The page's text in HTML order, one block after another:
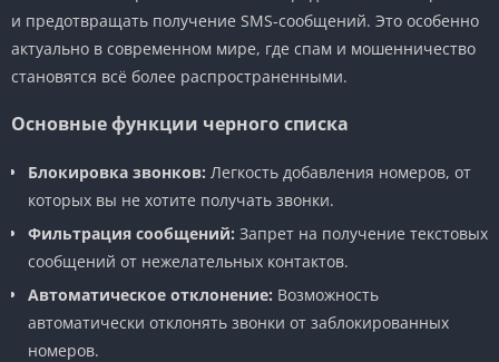
и предотвращать получение SMS-сообщений. Это особенно
актуально в современном мире, где спам и мошенничество
становятся всё более распространенными.
Основные функции черного списка
Блокировка звонков: Легкость добавления номеров, от
которых вы не хотите получать звонки.
Фильтрация сообщений: Запрет на получение текстовых
сообщений от нежелательных контактов.
Автоматическое отклонение: Возможность
автоматически отклонять звонки от заблокированных
номеров.